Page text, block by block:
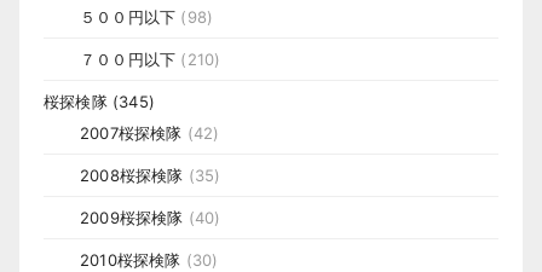
５００円以下 (98)
７００円以下 (210)
桜探検隊(345)
2007桜探検隊 (42)
2008桜探検隊 (35)
2009桜探検隊 (40)
2010桜探検隊 (30)